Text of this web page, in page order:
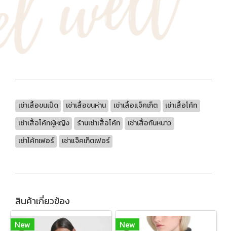
เช่าเสื้อขนเป็ด เช่าเสื้อขนห่าน เช่าเสื้อแจ็คเก็ต
เช่าเสื้อโค้ท
เช่าเสื้อโค้ทผู้หญิง
ร้านเช่าเสื้อโค้ท
เช่าเสื้อกันหนาว
เช่าโค้ทเฟอร์
เช่าแจ็คเก็ตเฟอร์
สินค้าเกี่ยวข้อง
New New